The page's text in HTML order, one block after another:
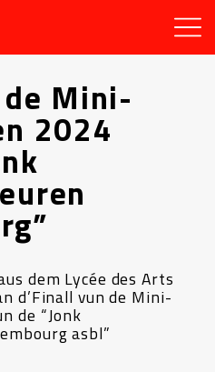
Mini-
2024
dem Lycée des Arts
d’Finall vun de Mini-
de “Jonk
asbl”